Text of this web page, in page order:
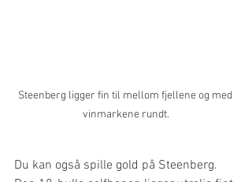
Steenberg ligger fin til mellom fjellene og med
vinmarkene rundt.
Du kan også spille gold på Steenberg.